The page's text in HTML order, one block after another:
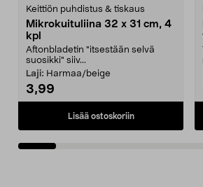
Keittiön puhdistus & tiskaus
Mikrokuituliina 32 x 31 cm, 4
kpl
Aftonbladetin "itsestään selvä
suosikki" siiv...
Laji: Harmaa/beige
3,99
Lisää ostoskoriin